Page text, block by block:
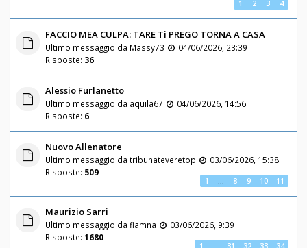
1 2 3 4
FACCIO MEA CULPA: TARE Ti PREGO TORNA A CASA
Ultimo messaggio da Massy73
04/06/2026, 23:39
Risposte: 36
Alessio Furlanetto
Ultimo messaggio da aquila67
04/06/2026, 14:56
Risposte: 6
Nuovo Allenatore
Ultimo messaggio da tribunateveretop
03/06/2026, 15:38
Risposte: 509
1 … 8 9 10 11
Maurizio Sarri
Ultimo messaggio da flamna
03/06/2026, 9:39
Risposte: 1680
1 … 31 32 33 34